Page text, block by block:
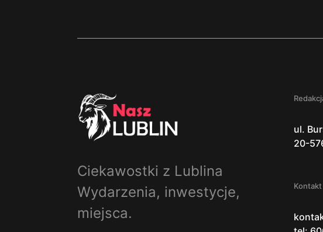
Ciekawostki z Lublina
Wydarzenia, inwestycje,
miejsca.
ul.
20-
Kontakt